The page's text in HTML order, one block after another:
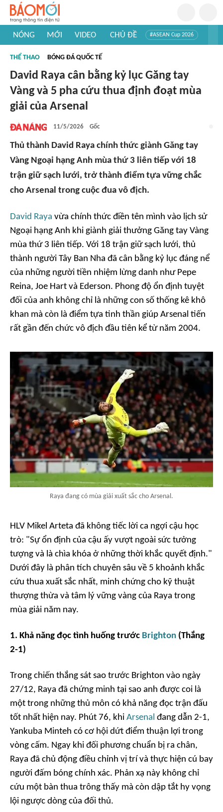
NÓNG MỚI VIDEO CHỦ ĐỀ #ASEAN Cup 2026
#Khám phá thế giới
THỂ THAO BÓNG ĐÁ QUỐC TẾ
David Raya cân bằng kỷ lục Găng tay
Vàng và 5 pha cứu thua định đoạt mùa
giải của Arsenal
11/5/2026 Gốc
Thủ thành David Raya chính thức giành Găng tay
Vàng Ngoại hạng Anh mùa thứ 3 liên tiếp với 18
trận giữ sạch lưới, trở thành điểm tựa vững chắc
cho Arsenal trong cuộc đua vô địch.
David Raya vừa chính thức điền tên mình vào lịch sử
Ngoại hạng Anh khi giành giải thưởng Găng tay Vàng
mùa thứ 3 liên tiếp. Với 18 trận giữ sạch lưới, thủ
thành người Tây Ban Nha đã cân bằng kỷ lục đáng nể
của những người tiền nhiệm lừng danh như Pepe
Reina, Joe Hart và Ederson. Phong độ ổn định tuyệt
đối của anh không chỉ là những con số thống kê khô
khan mà còn là điểm tựa tinh thần giúp Arsenal tiến
rất gần đến chức vô địch đầu tiên kể từ năm 2004.
Raya đang có mùa giải xuất sắc cho Arsenal.
HLV Mikel Arteta đã không tiếc lời ca ngợi cậu học
trò: "Sự ổn định của cậu ấy vượt ngoài sức tưởng
tượng và là chìa khóa ở những thời khắc quyết định."
Dưới đây là phân tích chuyên sâu về 5 khoảnh khắc
cứu thua xuất sắc nhất, minh chứng cho kỹ thuật
thượng thừa và tâm lý vững vàng của Raya trong
mùa giải năm nay.
1. Khả năng đọc tình huống trước Brighton (Thắng
2-1)
Trong chiến thắng sát sao trước Brighton vào ngày
27/12, Raya đã chứng minh tại sao anh được coi là
một trong những thủ môn có khả năng đọc trận đấu
tốt nhất hiện nay. Phút 76, khi Arsenal đang dẫn 2-1,
Yankuba Minteh có cơ hội dứt điểm thuận lợi trong
vòng cấm. Ngay khi đối phương chuẩn bị ra chân,
Raya đã chủ động điều chỉnh vị trí và thực hiện cú bay
người đấm bóng chính xác. Phản xạ này không chỉ
cứu một bàn thua trông thấy mà còn dập tắt hy vọng
lội ngược dòng của đối thủ.